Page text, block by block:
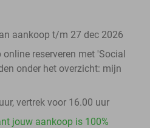
aankoop t/m 27 dec 2026
online reserveren met 'Social
onder het overzicht: mijn
vertrek voor 16.00 uur
jouw aankoop is 100%